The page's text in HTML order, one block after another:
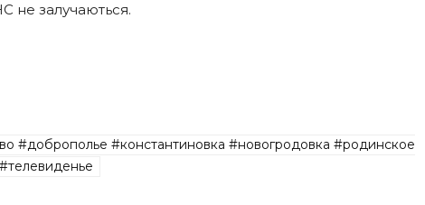
не залучаються.
#доброполье #константиновка #новогродовка #родинское